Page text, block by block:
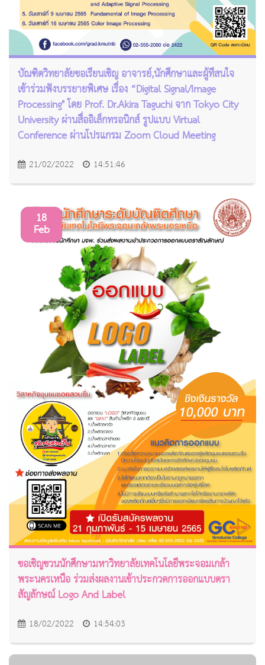
บัณฑิตวิทยาลัยขอเรียนเชิญ อาจารย์,นักศึกษาและผู้ที่สนใจ
เข้าร่วมฟังบรรยายพิเศษ เรื่อง “Digital Signal/Image
Processing" โดย Prof. Dr.Akira Taguchi จาก Tokyo City
University ผ่านสื่ออิเล็กทรอนิกส์ รูปแบบ Virtual
Conference ผ่านโปรแกรม Zoom Cloud Meeting
21/02/2022 14:51:46
18
Feb
ขอเชิญชวนนักศึกษามหาวิทยาลัยเทคโนโลยีพระจอมเกล้า
พระนครเหนือ ร่วมส่งผลงานเข้าประกวดการออกแบบตรา
สัญลักษณ์ Logo And Label
18/02/2022 14:54:03